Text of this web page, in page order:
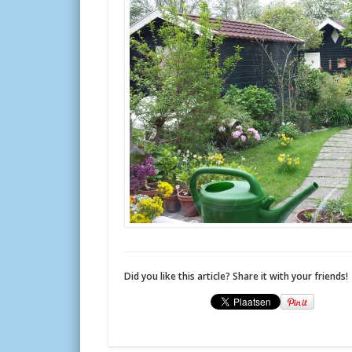
Did you like this article? Share it with your friends!